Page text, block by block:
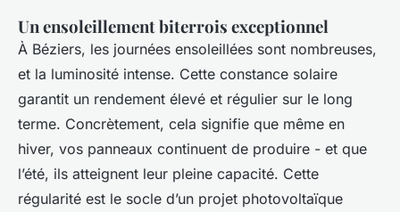
Un ensoleillement biterrois exceptionnel
À Béziers, les journées ensoleillées sont nombreuses,
et la luminosité intense. Cette constance solaire
garantit un rendement élevé et régulier sur le long
terme. Concrètement, cela signifie que même en
hiver, vos panneaux continuent de produire - et que
l’été, ils atteignent leur pleine capacité. Cette
régularité est le socle d’un projet photovoltaïque